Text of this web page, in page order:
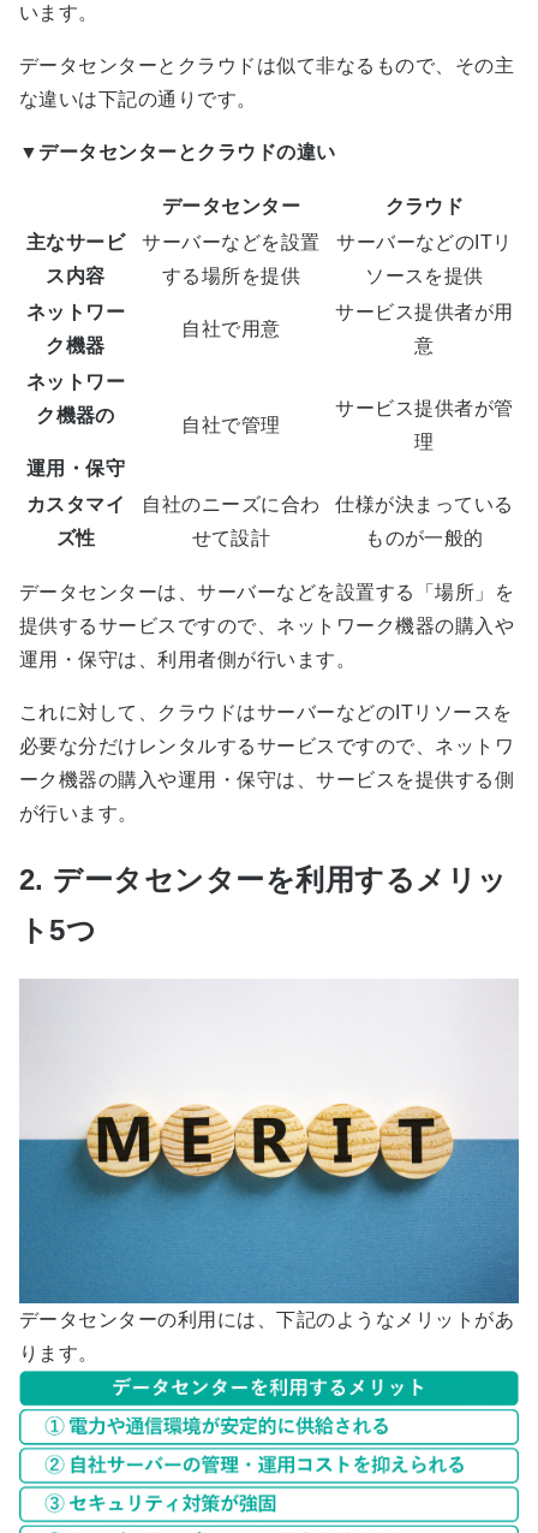
います。
データセンターとクラウドは似て非なるもので、その主
な違いは下記の通りです。
▼データセンターとクラウドの違い
データセンター
クラウド
主なサービ
ス内容
サーバーなどを設置
する場所を提供
サーバーなどのITリ
ソースを提供
ネットワー
ク機器
自社で用意
サービス提供者が用
意
ネットワー
ク機器の
運用・保守
自社で管理
サービス提供者が管
理
カスタマイ
ズ性
自社のニーズに合わ
せて設計
仕様が決まっている
ものが一般的
データセンターは、サーバーなどを設置する「場所」を
提供するサービスですので、ネットワーク機器の購入や
運用・保守は、利用者側が行います。
これに対して、クラウドはサーバーなどのITリソースを
必要な分だけレンタルするサービスですので、ネットワ
ーク機器の購入や運用・保守は、サービスを提供する側
が行います。
2. データセンターを利用するメリッ
ト5つ
データセンターの利用には、下記のようなメリットがあ
ります。